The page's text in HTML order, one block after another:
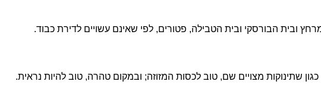
ובית הבורסקי ובית הטבילה, פטורים, לפי שאינם עשויים לדירת כבוד.
שתינוקות מצויים שם, טוב לכסות המזוזה; ובמקום טהרה, טוב להיות נראית.